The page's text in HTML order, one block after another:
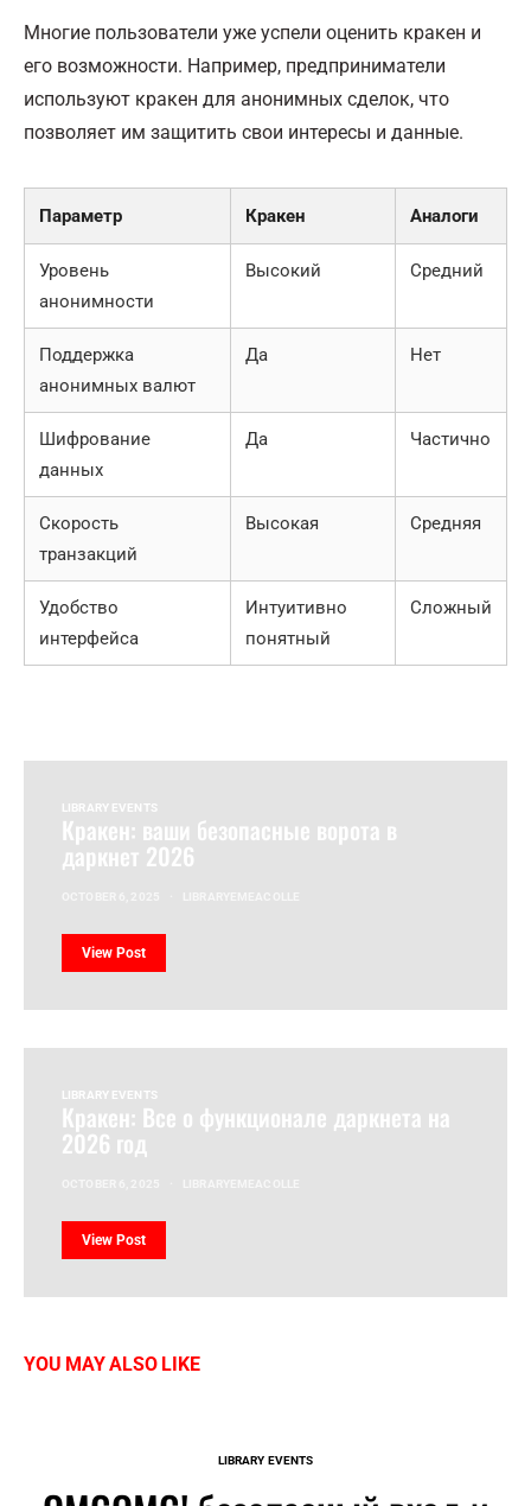
Многие пользователи уже успели оценить кракен и
его возможности. Например, предприниматели
используют кракен для анонимных сделок, что
позволяет им защитить свои интересы и данные.
Параметр Кракен Аналоги
Уровень
анонимности
Высокий Средний
Поддержка
анонимных валют
Да Нет
Шифрование
данных
Да Частично
Скорость
транзакций
Высокая Средняя
Удобство
интерфейса
Интуитивно
понятный
Сложный
LIBRARY EVENTS
Кракен: ваши безопасные ворота в
даркнет 2026
View Post
LIBRARY EVENTS
Кракен: Все о функционале даркнета на
2026 год
View Post
YOU MAY ALSO LIKE
LIBRARY EVENTS